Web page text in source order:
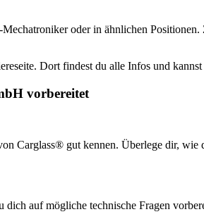
oder in ähnlichen
Dort findest du alle Infos und
vorbereitet
Carglass® gut kennen. Überlege dir,
auf mögliche technische Fragen